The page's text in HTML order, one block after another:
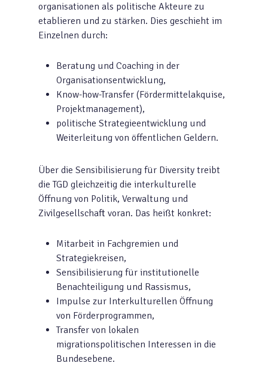
organisationen als politische Akteure zu
etablieren und zu stärken. Dies geschieht im
Einzelnen durch:
Beratung und Coaching in der
Organisationsentwicklung,
Know-how-Transfer (Fördermittelakquise,
Projektmanagement),
politische Strategieentwicklung und
Weiterleitung von öffentlichen Geldern.
Über die Sensibilisierung für Diversity treibt
die TGD gleichzeitig die interkulturelle
Öffnung von Politik, Verwaltung und
Zivilgesellschaft voran. Das heißt konkret:
Mitarbeit in Fachgremien und
Strategiekreisen,
Sensibilisierung für institutionelle
Benachteiligung und Rassismus,
Impulse zur Interkulturellen Öffnung
von Förderprogrammen,
Transfer von lokalen
migrationspolitischen Interessen in die
Bundesebene.